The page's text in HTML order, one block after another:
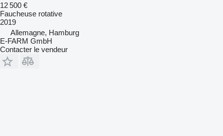
12 500 €
Faucheuse rotative
2019
Allemagne, Hamburg
E-FARM GmbH
Contacter le vendeur